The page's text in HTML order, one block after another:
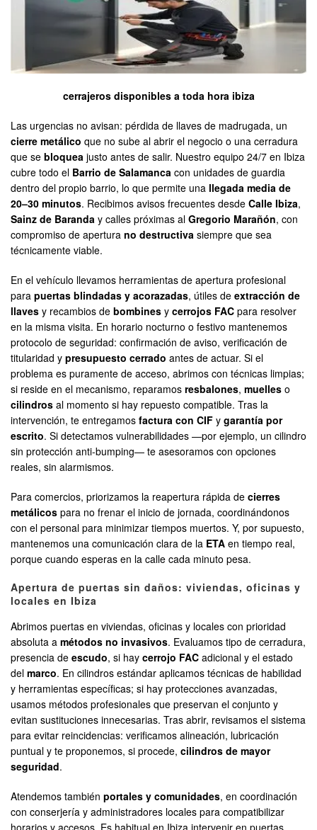
cerrajeros disponibles a toda hora ibiza
Las urgencias no avisan: pérdida de llaves de madrugada, un
cierre metálico que no sube al abrir el negocio o una cerradura
que se bloquea justo antes de salir. Nuestro equipo 24/7 en Ibiza
cubre todo el Barrio de Salamanca con unidades de guardia
dentro del propio barrio, lo que permite una llegada media de
20–30 minutos. Recibimos avisos frecuentes desde Calle Ibiza,
Sainz de Baranda y calles próximas al Gregorio Marañón, con
compromiso de apertura no destructiva siempre que sea
técnicamente viable.
En el vehículo llevamos herramientas de apertura profesional
para puertas blindadas y acorazadas, útiles de extracción de
llaves y recambios de bombines y cerrojos FAC para resolver
en la misma visita. En horario nocturno o festivo mantenemos
protocolo de seguridad: confirmación de aviso, verificación de
titularidad y presupuesto cerrado antes de actuar. Si el
problema es puramente de acceso, abrimos con técnicas limpias;
si reside en el mecanismo, reparamos resbalones, muelles o
cilindros al momento si hay repuesto compatible. Tras la
intervención, te entregamos factura con CIF y garantía por
escrito. Si detectamos vulnerabilidades —por ejemplo, un cilindro
sin protección anti-bumping— te asesoramos con opciones
reales, sin alarmismos.
Para comercios, priorizamos la reapertura rápida de cierres
metálicos para no frenar el inicio de jornada, coordinándonos
con el personal para minimizar tiempos muertos. Y, por supuesto,
mantenemos una comunicación clara de la ETA en tiempo real,
porque cuando esperas en la calle cada minuto pesa.
Apertura de puertas sin daños: viviendas, oficinas y
locales en Ibiza
Abrimos puertas en viviendas, oficinas y locales con prioridad
absoluta a métodos no invasivos. Evaluamos tipo de cerradura,
presencia de escudo, si hay cerrojo FAC adicional y el estado
del marco. En cilindros estándar aplicamos técnicas de habilidad
y herramientas específicas; si hay protecciones avanzadas,
usamos métodos profesionales que preservan el conjunto y
evitan sustituciones innecesarias. Tras abrir, revisamos el sistema
para evitar reincidencias: verificamos alineación, lubricación
puntual y te proponemos, si procede, cilindros de mayor
seguridad.
Atendemos también portales y comunidades, en coordinación
con conserjería y administradores locales para compatibilizar